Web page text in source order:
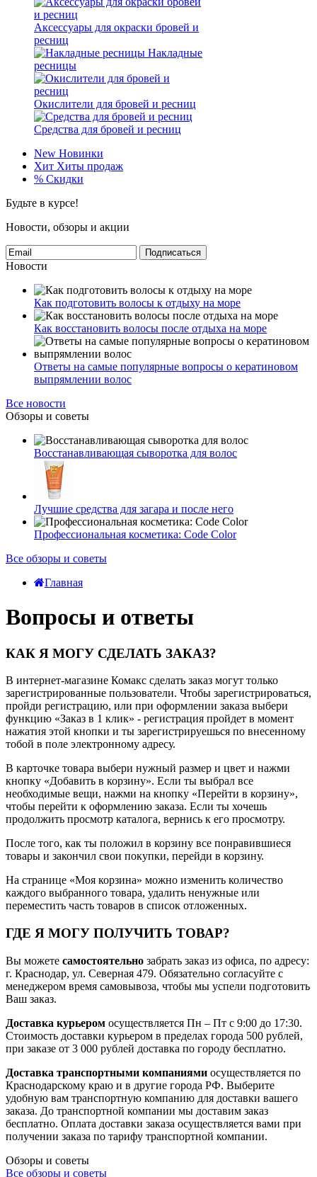
Аксессуары для окраски бровей и
ресниц
Накладные
ресницы
Окислители для бровей и ресниц
Средства для бровей и ресниц
New Новинки
Хит Хиты продаж
% Скидки
Будьте в курсе!
Новости, обзоры и акции
Подписаться
Новости
Как подготовить волосы к отдыху на море
Как восстановить волосы после отдыха на море
Ответы на самые популярные вопросы о кератиновом
выпрямлении волос
Все новости
Обзоры и советы
Восстанавливающая сыворотка для волос
Лучшие средства для загара и после него
Профессиональная косметика: Code Color
Все обзоры и советы
Главная
Вопросы и ответы
КАК Я МОГУ СДЕЛАТЬ ЗАКАЗ?
В интернет-магазине Комакс сделать заказ могут только
зарегистрированные пользователи. Чтобы зарегистрироваться,
пройди регистрацию, или при оформлении заказа выбери
функцию «Заказ в 1 клик» - регистрация пройдет в момент
нажатия этой кнопки и ты зарегистрируешься по внесенному
тобой в поле электронному адресу.
В карточке товара выбери нужный размер и цвет и нажми
кнопку «Добавить в корзину». Если ты выбрал все
необходимые вещи, нажми на кнопку «Перейти в корзину»,
чтобы перейти к оформлению заказа. Если ты хочешь
продолжить просмотр каталога, вернись к его просмотру.
После того, как ты положил в корзину все понравившиеся
товары и закончил свои покупки, перейди в корзину.
На странице «Моя корзина» можно изменить количество
каждого выбранного товара, удалить ненужные или
переместить часть товаров в список отложенных.
ГДЕ Я МОГУ ПОЛУЧИТЬ ТОВАР?
Вы можете самостоятельно забрать заказ из офиса, по адресу:
г. Краснодар, ул. Северная 479. Обязательно согласуйте с
менеджером время самовывоза, чтобы мы успели подготовить
Ваш заказ.
Доставка курьером осуществляется Пн – Пт с 9:00 до 17:30.
Стоимость доставки курьером в пределах города 500 рублей,
при заказе от 3 000 рублей доставка по городу бесплатно.
Доставка транспортными компаниями осуществляется по
Краснодарскому краю и в другие города РФ. Выберите
удобную вам транспортную компанию для доставки вашего
заказа. До транспортной компании мы доставим заказ
бесплатно. Оплата доставки заказа осуществляется вами при
получении заказа по тарифу транспортной компании.
Обзоры и советы
Все обзоры и советы